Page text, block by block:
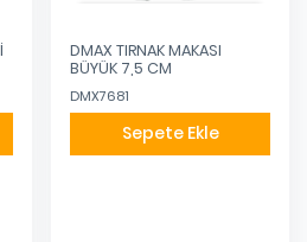
DMAX TIRNAK MAKASI
BÜYÜK 7,5 CM
DMX7681
Sepete Ekle